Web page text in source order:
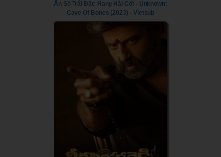
Ẩn Số Trái Đất: Hang Hài Cốt - Unknown:
Cave Of Bones (2023) - Vietsub